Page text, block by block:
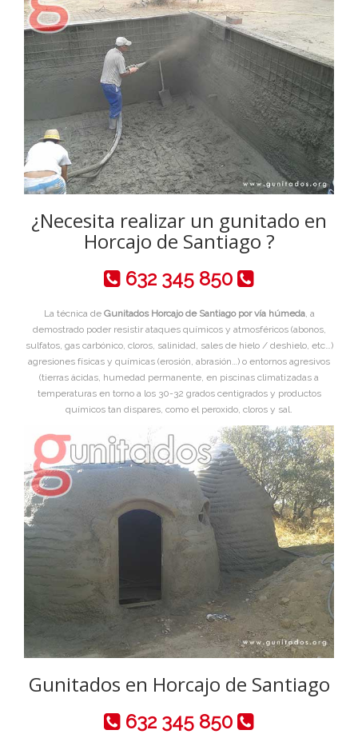
¿Necesita realizar un gunitado en
Horcajo de Santiago ?
632 345 850
La técnica de Gunitados Horcajo de Santiago por vía húmeda, a
demostrado poder resistir ataques químicos y atmosféricos (abonos,
sulfatos, gas carbónico, cloros, salinidad, sales de hielo / deshielo, etc…)
agresiones físicas y químicas (erosión, abrasión…) o entornos agresivos
(tierras ácidas, humedad permanente, en piscinas climatizadas a
temperaturas en torno a los 30-32 grados centigrados y productos
químicos tan dispares, como el peroxido, cloros y sal.
Gunitados en Horcajo de Santiago
632 345 850